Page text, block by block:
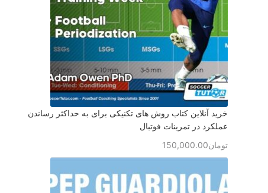
خرید آنلاین کتاب روش های تکنیکی برای به حداکثر رساندن
عملکرد در تمرینات فوتبال
تومان150,000.00